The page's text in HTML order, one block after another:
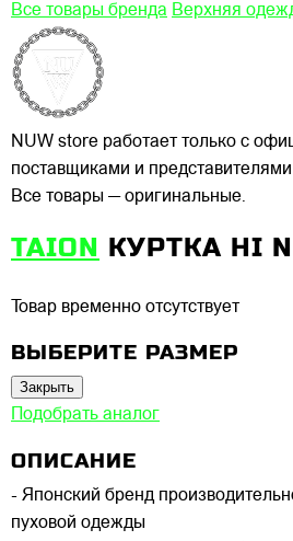
Все товары бренда Верхняя
NUW store работает только с
поставщиками и
Все товары — оригинальные.
TAION КУРТКА HI
Товар временно отсутствует
ВЫБЕРИТЕ РАЗМЕР
Закрыть
Подобрать аналог
ОПИСАНИЕ
- Японский бренд
пуховой одежды